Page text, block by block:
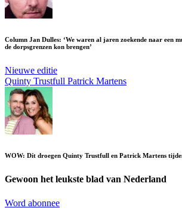
Column Jan Dulles: ‘We waren al jaren zoekende naar een
de dorpsgrenzen kon brengen’
Nieuwe editie
Quinty Trustfull Patrick Martens
WOW: Dít droegen Quinty Trustfull en Patrick Martens
Gewoon het leukste blad van Nederland
Word abonnee